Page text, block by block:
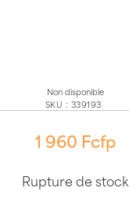
Non disponible
SKU : 339193
1 960 Fcfp
Rupture de stock